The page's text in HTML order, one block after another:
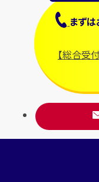
まずは
【総合受